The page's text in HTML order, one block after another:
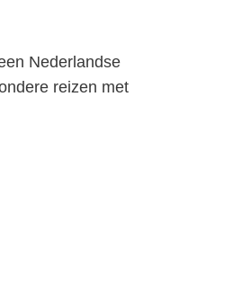
Nederlandse
reizen met